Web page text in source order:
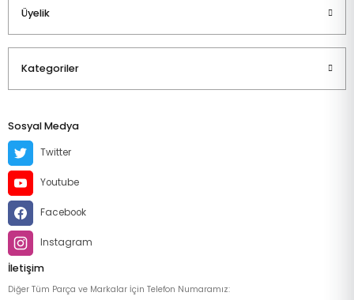
Üyelik
Kategoriler
Sosyal Medya
Twitter
Youtube
Facebook
Instagram
İletişim
Diğer Tüm Parça ve Markalar İçin Telefon Numaramız: